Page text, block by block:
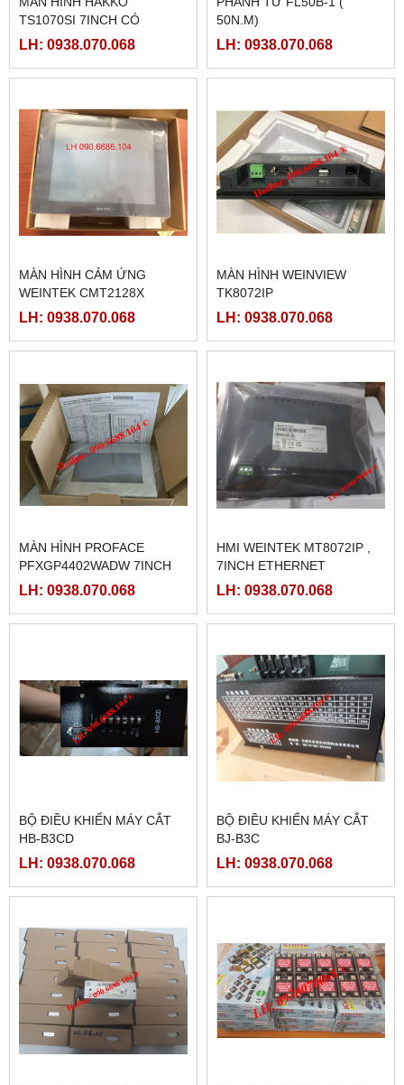
TS1070SI 7INCH CÓ
ETHERNET
LH: 0938.070.068
50N.M)
LH: 0938.070.068
MÀN HÌNH CẢM ỨNG
WEINTEK CMT2128X
LH: 0938.070.068
MÀN HÌNH WEINVIEW
TK8072IP
LH: 0938.070.068
MÀN HÌNH PROFACE
PFXGP4402WADW 7INCH
LH: 0938.070.068
HMI WEINTEK MT8072IP ,
7INCH ETHERNET
LH: 0938.070.068
BỘ ĐIỀU KHIỂN MÁY CẮT
HB-B3CD
LH: 0938.070.068
BỘ ĐIỀU KHIỂN MÁY CẮT
BJ-B3C
LH: 0938.070.068